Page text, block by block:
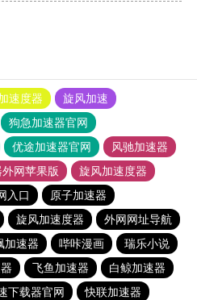
速度器
旋风加速
狗急加速器官网
优途加速器官网
风驰加速器
网苹果版
旋风加速度器
入口
原子加速器
旋风加速度器
外网网址导航
加速器 哔咔漫画
瑞乐小说
飞鱼加速器
白鲸加速器
下载器官网
快联加速器